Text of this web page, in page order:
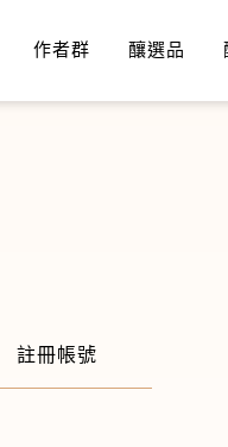
作者群 釀選品
註冊帳號